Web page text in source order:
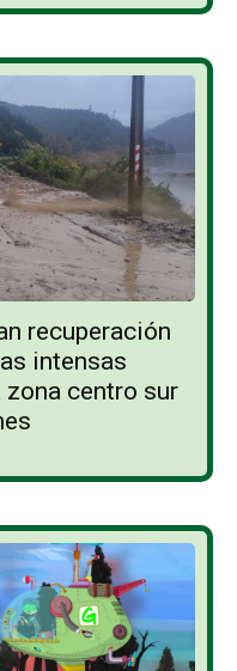
recuperación
intensas
centro sur